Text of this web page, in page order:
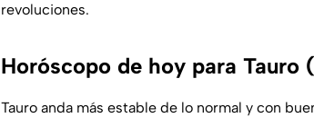
revoluciones.
Horóscopo de hoy para
Tauro anda más estable de lo normal y con